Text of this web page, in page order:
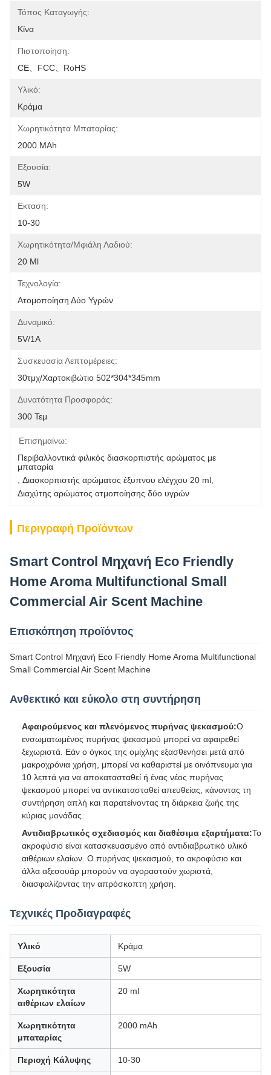
Τόπος Καταγωγής:
Κίνα
Πιστοποίηση:
CE、FCC、RoHS
Υλικό:
Κράμα
Χωρητικότητα Μπαταρίας:
2000 MAh
Εξουσία:
5W
Εκταση:
10-30
Χωρητικότητα/Μφιάλη Λαδιού:
20 Ml
Τεχνολογία:
Ατομοποίηση Δύο Υγρών
Δυναμικό:
5V/1Α
Συσκευασία Λεπτομέρειες:
30τμχ/Χαρτοκιβώτιο 502*304*345mm
Δυνατότητα Προσφοράς:
300 Τεμ
Επισημαίνω:
Περιβαλλοντικά φιλικός διασκορπιστής αρώματος με
μπαταρία
Διασκορπιστής αρώματος έξυπνου ελέγχου 20 ml
Διαχύτης αρώματος ατμοποίησης δύο υγρών
Περιγραφή Προϊόντων
Smart Control Μηχανή Eco Friendly
Home Aroma Multifunctional Small
Commercial Air Scent Machine
Επισκόπηση προϊόντος
Smart Control Μηχανή Eco Friendly Home Aroma Multifunctional
Small Commercial Air Scent Machine
Ανθεκτικό και εύκολο στη συντήρηση
Αφαιρούμενος και πλενόμενος πυρήνας ψεκασμού:Ο
ενσωματωμένος πυρήνας ψεκασμού μπορεί να αφαιρεθεί
ξεχωριστά. Εάν ο όγκος της ομίχλης εξασθενήσει μετά από
μακροχρόνια χρήση, μπορεί να καθαριστεί με οινόπνευμα για
10 λεπτά για να αποκατασταθεί ή ένας νέος πυρήνας
ψεκασμού μπορεί να αντικατασταθεί απευθείας, κάνοντας τη
συντήρηση απλή και παρατείνοντας τη διάρκεια ζωής της
κύριας μονάδας.
Αντιδιαβρωτικός σχεδιασμός και διαθέσιμα εξαρτήματα:Το
ακροφύσιο είναι κατασκευασμένο από αντιδιαβρωτικό υλικό
αιθέριων ελαίων. Ο πυρήνας ψεκασμού, το ακροφύσιο και
άλλα αξεσουάρ μπορούν να αγοραστούν χωριστά,
διασφαλίζοντας την απρόσκοπτη χρήση.
Τεχνικές Προδιαγραφές
Υλικό Κράμα
Εξουσία 5W
Χωρητικότητα
αιθέριων ελαίων
20 ml
Χωρητικότητα
μπαταρίας
2000 mAh
Περιοχή Κάλυψης 10-30